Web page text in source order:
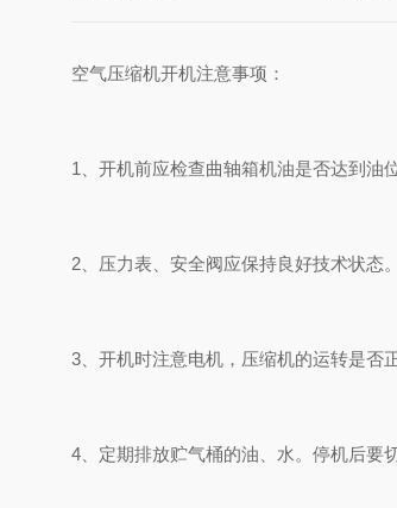
空气压缩机开机注意事项：
1、开机前应检查曲轴箱机油是否达到油
2、压力表、安全阀应保持良好技术状态
3、开机时注意电机，压缩机的运转是否
4、定期排放贮气桶的油、水。停机后要